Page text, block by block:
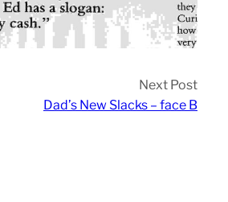
Next Post
Dad’s New Slacks – face B